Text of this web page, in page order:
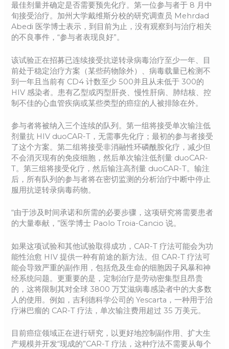
最佳剂量并确定是否需要预先化疗。第一位参与者于 8 月中
旬接受治疗。加州大学戴维斯分校的研究调查员 Mehrdad
Abedi 医学博士表示，到目前为止，没有观察到与治疗相关
的不良事件，“参与者表现良好”。
该试验正在招募已连续接受抗逆转录病毒治疗至少一年、目
前处于稳定治疗方案（某些药物除外）、病毒载量已检测不
到一年且当前有 CD4 计数至少 500并且从未低于 300的
HIV 感染者。患有乙型或丙型肝炎、慢性肝病、肺结核、控
制不佳的心血管疾病或某些类型的癌症的人被排除在外。
参与者将被纳入三个连续的队列。第一组将接受单次输注低
剂量抗 HIV duoCAR-T，无需事先化疗；最初的参与者接受
了这个方案。第二组将接受非消融性环磷酰胺化疗，减少但
不会消灭现有的免疫细胞，然后单次输注低剂量 duoCAR-
T。第三组将接受化疗，然后输注高剂量 duoCAR-T。输注
后，所有队列的参与者将在密切监测的分析治疗中断中停止
服用抗逆转录病毒药物。
“由于涉及时间承诺和所需的必要步骤，这项研究将需要患者
的大量奉献，”医学博士 Paolo Troia-Cancio 说。
如果这项试验和其他试验取得成功，CAR-T 疗法可能会为功
能性治愈 HIV 提供一种有前途的新方法。但 CAR-T 疗法可
能会导致严重的副作用，包括危及生命的细胞因子风暴和神
经系统问题。更重要的是，定制治疗是劳动密集型且昂贵
的，这将限制其对全球 3800 万艾滋病毒感染者中的大多数
人的使用。例如，吉利德科学公司的 Yescarta，一种用于治
疗淋巴瘤的 CAR-T 疗法，单次输注费用超过 35 万美元。
目前癌症领域正在进行研究，以更好地控制副作用、扩大生
产规模并开发“现成的”CAR-T 疗法，这种疗法不需要从每个